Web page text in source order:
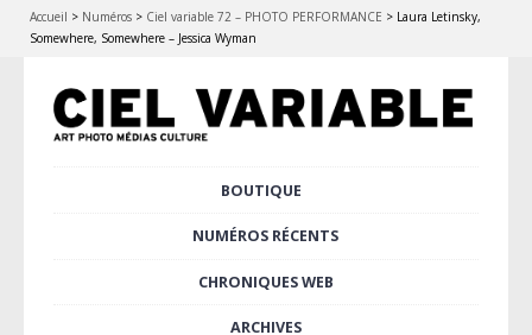
Accueil > Numéros > Ciel variable 72 – PHOTO PERFORMANCE > Laura Letinsky,
Somewhere, Somewhere – Jessica Wyman
BOUTIQUE
NUMÉROS RÉCENTS
CHRONIQUES WEB
ARCHIVES